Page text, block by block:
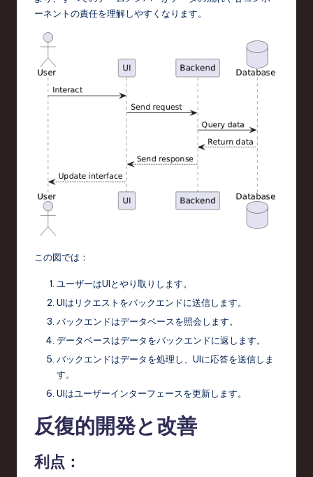
ーネントの責任を理解しやすくなります。
この図では：
ユーザーはUIとやり取りします。
UIはリクエストをバックエンドに送信します。
バックエンドはデータベースを照会します。
データベースはデータをバックエンドに返します。
バックエンドはデータを処理し、UIに応答を送信しま
す。
UIはユーザーインターフェースを更新します。
反復的開発と改善
利点：